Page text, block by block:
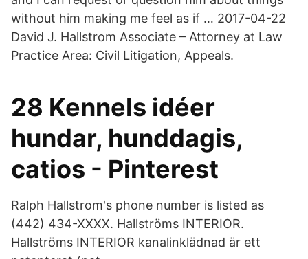
without him making me feel as if … 2017-04-22
David J. Hallstrom Associate – Attorney at Law
Practice Area: Civil Litigation, Appeals.
28 Kennels idéer
hundar, hunddagis,
catios - Pinterest
Ralph Hallstrom's phone number is listed as
(442) 434-XXXX. Hallströms INTERIOR.
Hallströms INTERIOR kanalinklädnad är ett